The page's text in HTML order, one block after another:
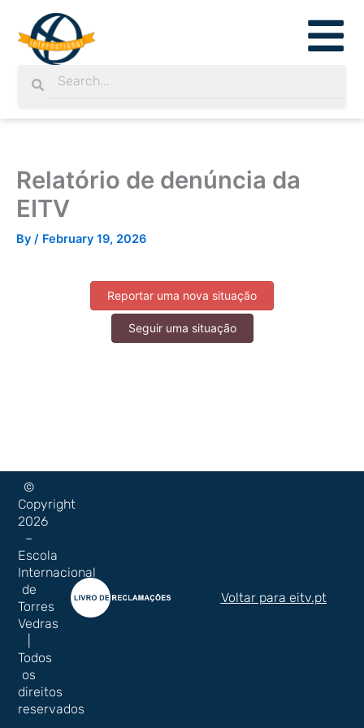
content
Search
Relatório de denúncia da
EITV
By / February 19, 2026
Reportar uma nova situação
Seguir uma situação
©
Copyright
2026
–
Escola
Internacional
de
Torres
Vedras
Todos
os
direitos
reservados
Voltar para eitv.pt